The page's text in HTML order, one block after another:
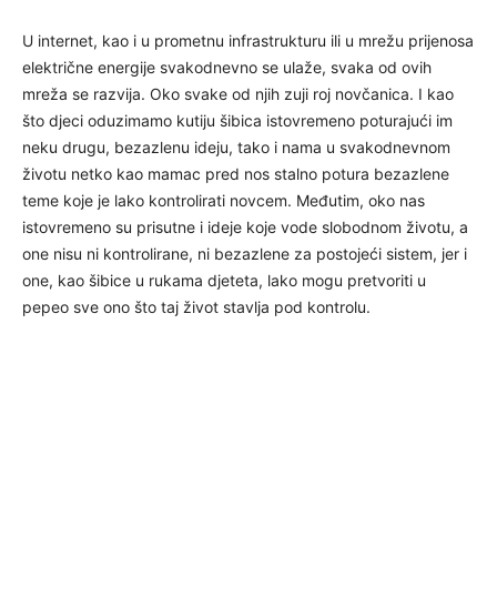
U internet, kao i u prometnu infrastrukturu ili u mrežu prijenosa
električne energije svakodnevno se ulaže, svaka od ovih
mreža se razvija. Oko svake od njih zuji roj novčanica. I kao
što djeci oduzimamo kutiju šibica istovremeno poturajući im
neku drugu, bezazlenu ideju, tako i nama u svakodnevnom
životu netko kao mamac pred nos stalno potura bezazlene
teme koje je lako kontrolirati novcem. Međutim, oko nas
istovremeno su prisutne i ideje koje vode slobodnom životu, a
one nisu ni kontrolirane, ni bezazlene za postojeći sistem, jer i
one, kao šibice u rukama djeteta, lako mogu pretvoriti u
pepeo sve ono što taj život stavlja pod kontrolu.